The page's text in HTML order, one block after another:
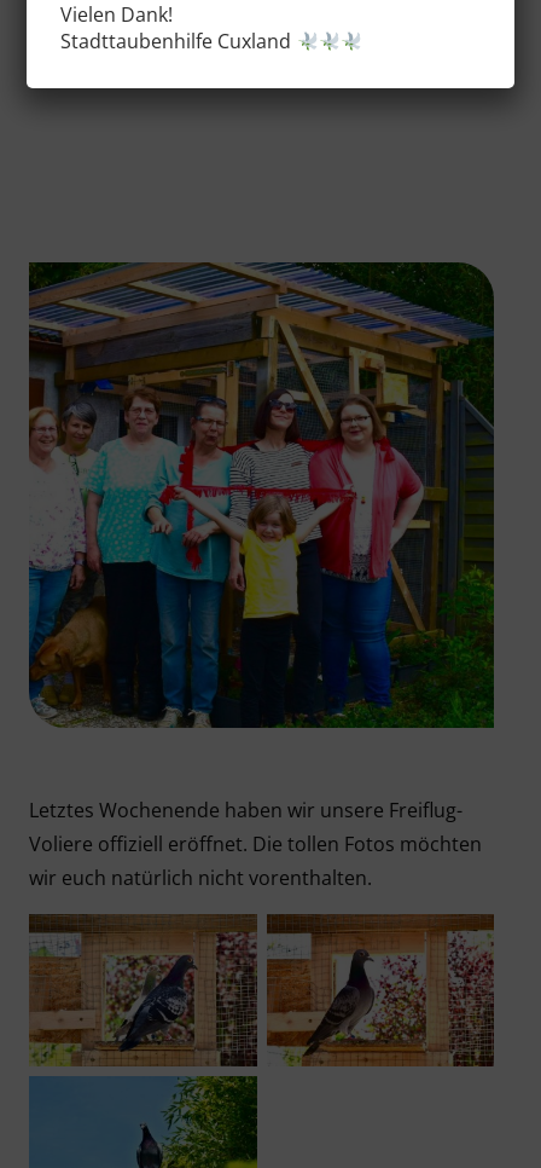
Letztes Wochenende haben wir unsere Freiflug-
Voliere offiziell eröffnet. Die tollen Fotos möchten
wir euch natürlich nicht vorenthalten.
Vielen Dank!
Stadttaubenhilfe Cuxland